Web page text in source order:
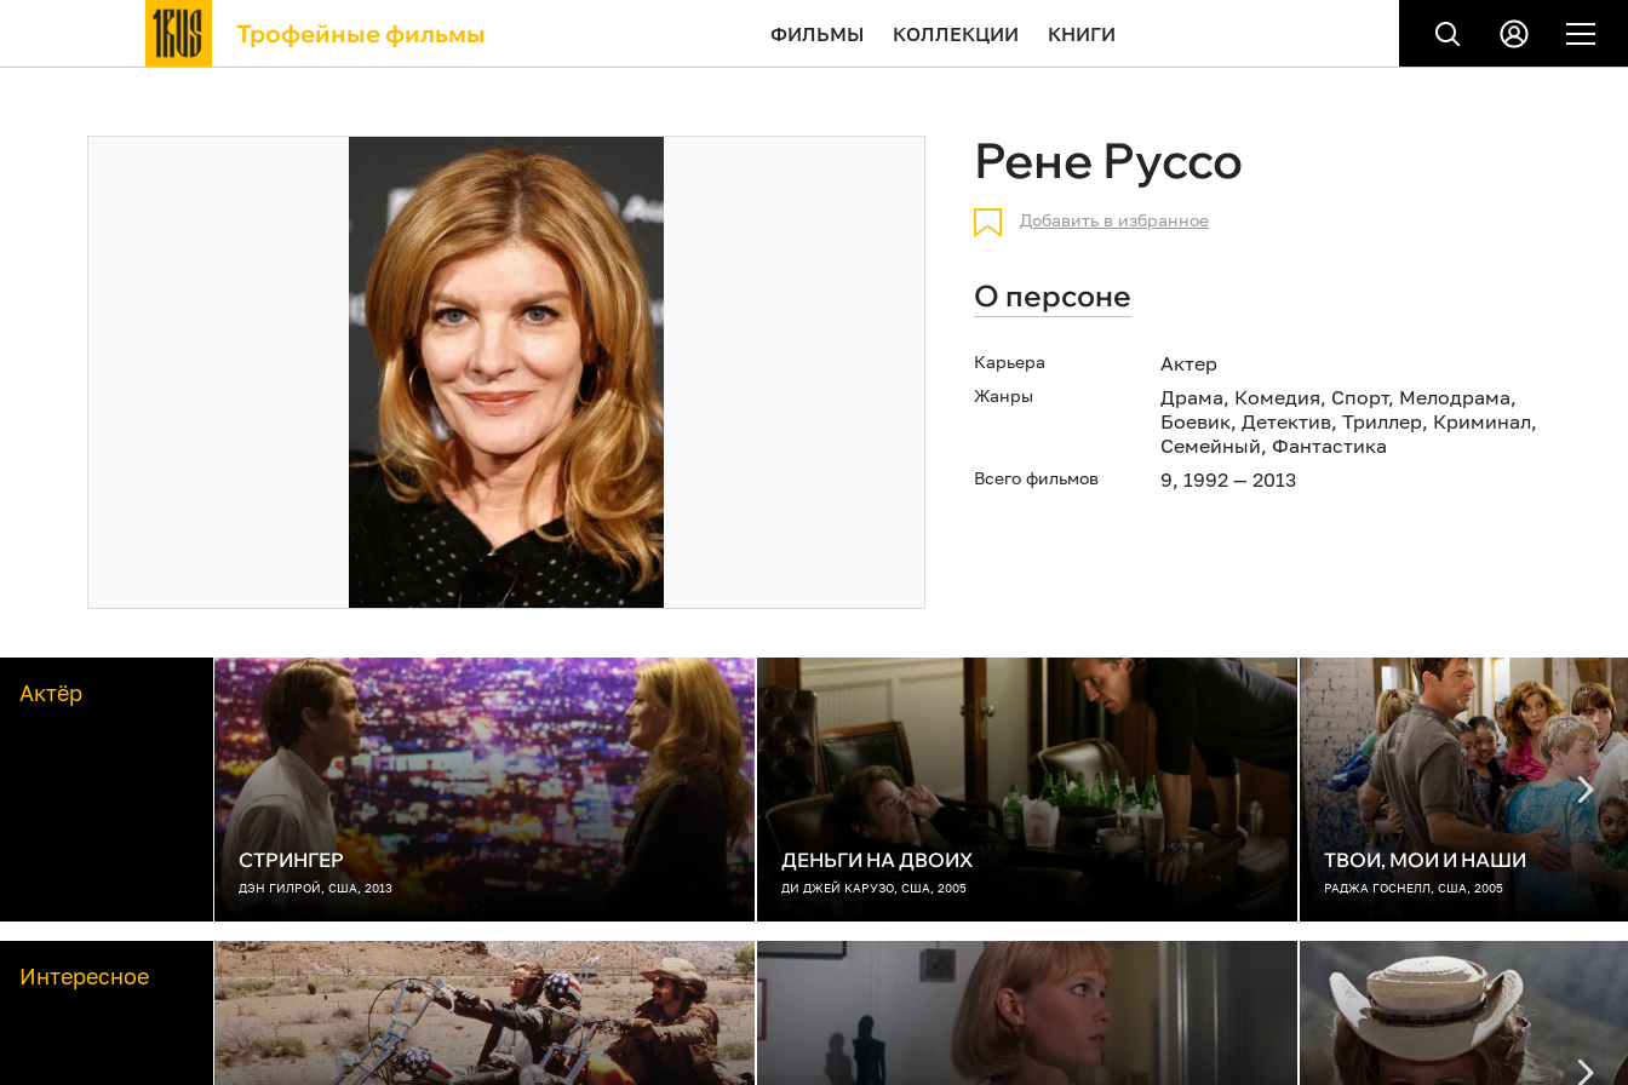
Трофейные фильмы ФИЛЬМЫ КОЛЛЕКЦИИ КНИГИ
Рене Руссо
Добавить в избранное
О персоне
Карьера Актер
Жанры Драма, Комедия, Спорт, Мелодрама,
Боевик, Детектив, Триллер, Криминал,
Семейный, Фантастика
Всего фильмов 9, 1992 — 2013
Актёр
СТРИНГЕР
ДЭН ГИЛРОЙ, США, 2013
ДЕНЬГИ НА ДВОИХ
ДИ ДЖЕЙ КАРУЗО, США, 2005
ТВОИ, МОИ И НАШИ
РАДЖА ГОСНЕЛЛ, США, 2005
Интересное